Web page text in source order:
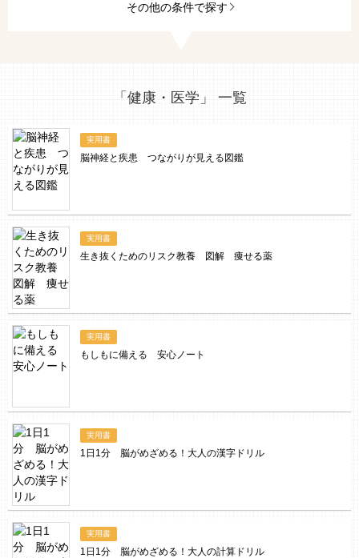
その他の条件で探す
「健康・医学」 一覧
実用書
脳神経と疾患 つながりが見える図鑑
実用書
生き抜くためのリスク教養 図解 痩せる薬
実用書
もしもに備える 安心ノート
実用書
1日1分 脳がめざめる！大人の漢字ドリル
実用書
1日1分 脳がめざめる！大人の計算ドリル